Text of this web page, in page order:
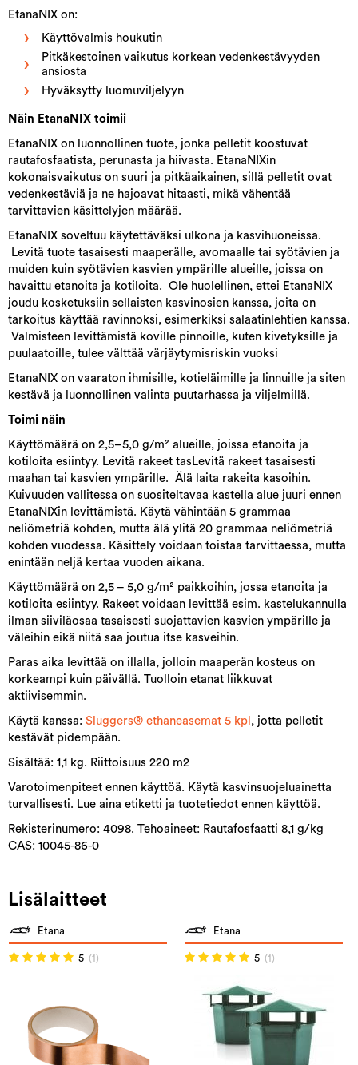
EtanaNIX on:
Käyttövalmis houkutin
Pitkäkestoinen vaikutus korkean vedenkestävyyden
ansiosta
Hyväksytty luomuviljelyyn
Näin EtanaNIX toimii
EtanaNIX on luonnollinen tuote, jonka pelletit koostuvat
rautafosfaatista, perunasta ja hiivasta. EtanaNIXin
kokonaisvaikutus on suuri ja pitkäaikainen, sillä pelletit ovat
vedenkestäviä ja ne hajoavat hitaasti, mikä vähentää
tarvittavien käsittelyjen määrää.
EtanaNIX soveltuu käytettäväksi ulkona ja kasvihuoneissa.
Levitä tuote tasaisesti maaperälle, avomaalle tai syötävien ja
muiden kuin syötävien kasvien ympärille alueille, joissa on
havaittu etanoita ja kotiloita. Ole huolellinen, ettei EtanaNIX
joudu kosketuksiin sellaisten kasvinosien kanssa, joita on
tarkoitus käyttää ravinnoksi, esimerkiksi salaatinlehtien kanssa.
Valmisteen levittämistä koville pinnoille, kuten kivetyksille ja
puulaatoille, tulee välttää värjäytymisriskin vuoksi
EtanaNIX on vaaraton ihmisille, kotieläimille ja linnuille ja siten
kestävä ja luonnollinen valinta puutarhassa ja viljelmillä.
Toimi näin
Käyttömäärä on 2,5–5,0 g/m² alueille, joissa etanoita ja
kotiloita esiintyy. Levitä rakeet tasLevitä rakeet tasaisesti
maahan tai kasvien ympärille. Älä laita rakeita kasoihin.
Kuivuuden vallitessa on suositeltavaa kastella alue juuri ennen
EtanaNIXin levittämistä. Käytä vähintään 5 grammaa
neliömetriä kohden, mutta älä ylitä 20 grammaa neliömetriä
kohden vuodessa. Käsittely voidaan toistaa tarvittaessa, mutta
enintään neljä kertaa vuoden aikana.
Käyttömäärä on 2,5 – 5,0 g/m² paikkoihin, jossa etanoita ja
kotiloita esiintyy. Rakeet voidaan levittää esim. kastelukannulla
ilman siiviläosaa tasaisesti suojattavien kasvien ympärille ja
väleihin eikä niitä saa joutua itse kasveihin.
Paras aika levittää on illalla, jolloin maaperän kosteus on
korkeampi kuin päivällä. Tuolloin etanat liikkuvat
aktiivisemmin.
Käytä kanssa: Sluggers® ethaneasemat 5 kp , jotta pelletit
kestävät pidempään.
Sisältää: 1,1 kg. Riittoisuus 220 m2
Varotoimenpiteet ennen käyttöä. Käytä kasvinsuojeluainetta
turvallisesti. Lue aina etiketti ja tuotetiedot ennen käyttöä.
Rekisterinumero: 4098. Tehoaineet: Rautafosfaatti 8,1 g/kg
CAS: 10045-86-0
Lisälaitteet
Etana
5 (1)
Etana
5 (1)